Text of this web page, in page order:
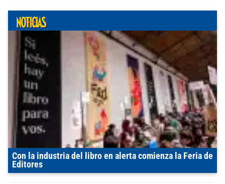
Con la industria del libro en alerta comienza la Feria de
Editores